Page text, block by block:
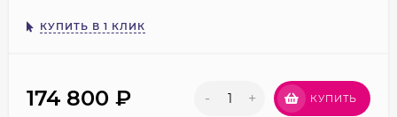
КУПИТЬ В 1 КЛИК
174 800 ₽ - + КУПИТЬ